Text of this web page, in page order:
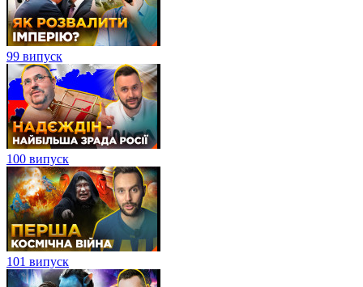
99 випуск
100 випуск
101 випуск